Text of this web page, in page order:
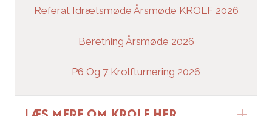
Referat Idrætsmøde Årsmøde KROLF 2026
Beretning Årsmøde 2026
P6 Og 7 Krolfturnering 2026
Læs mere om krolf her